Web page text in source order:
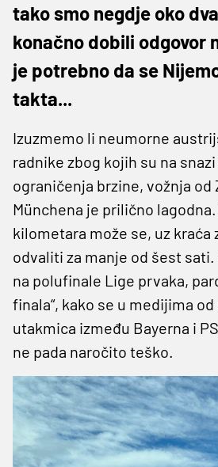
tako smo negdje oko
konačno dobili odgovor
je potrebno da se
takta...
Izuzmemo li neumorne
radnike zbog kojih su na
ograničenja brzine, vožnja od
Münchena je prilično
kilometara može se, uz kraća
odvaliti za manje od šest
na polufinale Lige prvaka,
finala“, kako se u medijima
utakmica između Bayerna i
ne pada naročito teško.